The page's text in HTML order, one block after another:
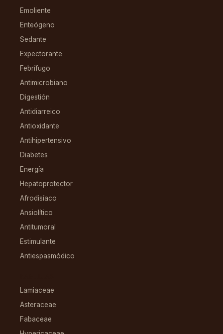
Emoliente
Enteógeno
Sedante
Expectorante
Febrífugo
Antimicrobiano
Digestión
Antidiarreico
Antioxidante
Antihipertensivo
Diabetes
Energía
Hepatoprotector
Afrodisíaco
Ansiolítico
Antitumoral
Estimulante
Antiespasmódico
Lamiaceae
Asteraceae
Fabaceae